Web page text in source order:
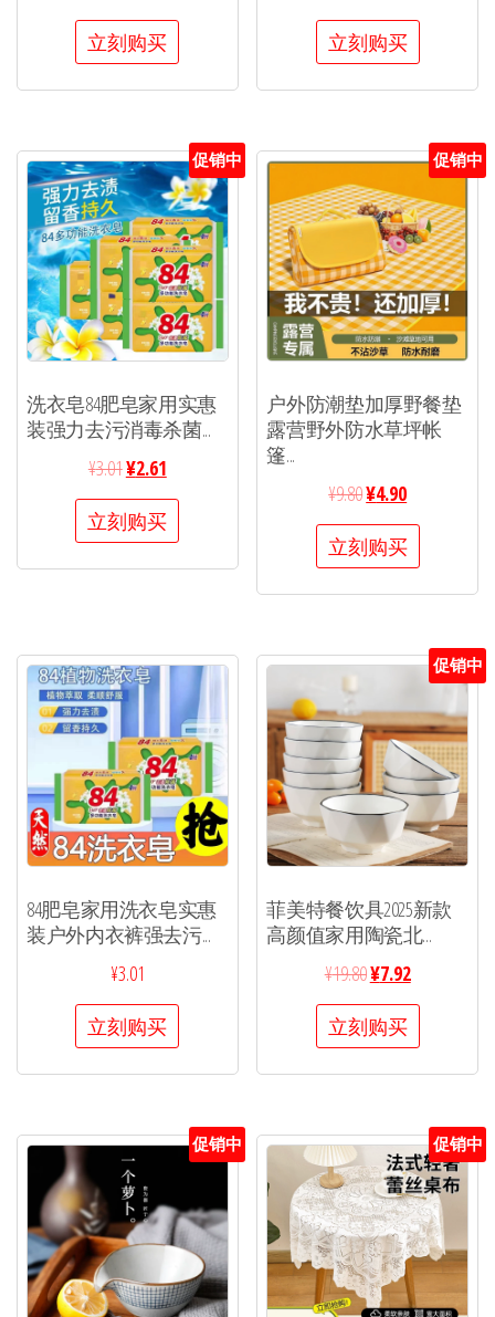
立刻购买
立刻购买
促销中
洗衣皂84肥皂家用实惠
装强力去污消毒杀菌...
¥3.01¥2.61
立刻购买
促销中
户外防潮垫加厚野餐垫
露营野外防水草坪帐
篷...
¥9.80¥4.90
立刻购买
84肥皂家用洗衣皂实惠
装户外内衣裤强去污...
¥3.01
立刻购买
促销中
菲美特餐饮具2025新款
高颜值家用陶瓷北...
¥19.80¥7.92
立刻购买
促销中 促销中